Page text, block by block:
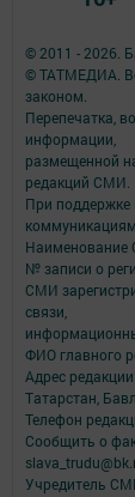
© 2011 - 2026.
© ТАТМЕДИА.
законом.
Перепечатка,
информации,
размещенной
редакций СМИ.
При поддержке
коммуникациям.
№ записи о
СМИ
связи,
ФИО главного
Адрес
Татарстан,
Телефон
Сообщить о
Учредитель